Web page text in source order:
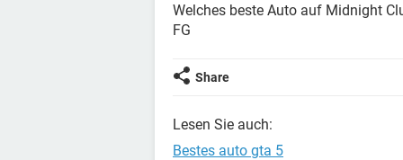
Welches beste Auto auf Midnight
FG
Share
Lesen Sie auch:
Bestes auto gta 5